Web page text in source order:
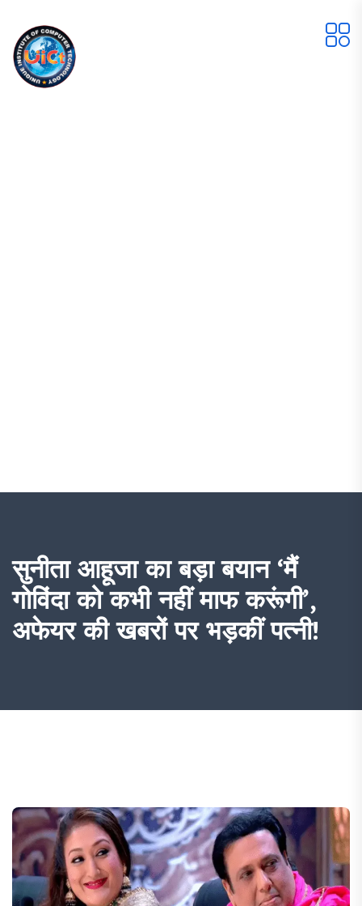
सुनीता आहूजा का बड़ा बयान ‘मैं
गोविंदा को कभी नहीं माफ करूंगी’,
अफेयर की खबरों पर भड़कीं पत्नी!